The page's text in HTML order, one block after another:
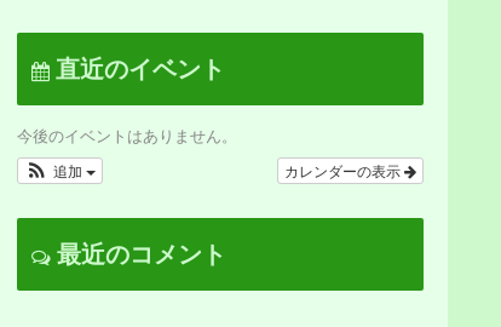
直近のイベント
今後のイベントはありません。
カレンダーの表示
追加
最近のコメント